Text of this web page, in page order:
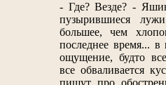
- Где? Везде? -
пузырившиеся
большее, чем
последнее время... в
ощущение, будто
все обваливается